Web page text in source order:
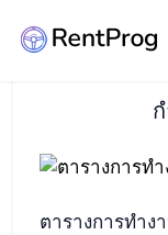
ตารางการทำ